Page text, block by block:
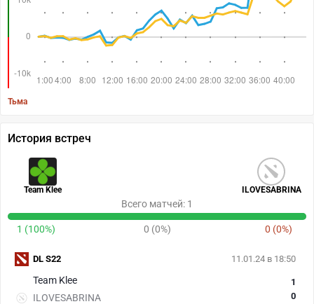
Тьма
История встреч
Team Klee ILOVESABRINA
Всего матчей: 1
1 (100%) 0 (0%) 0 (0%)
11.01.24 в 18:50
Team Klee
ILOVESABRINA
1
0
DL S22